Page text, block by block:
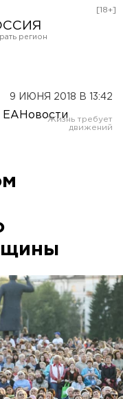
[18+]
9 ИЮНЯ 2018 В 13:42
ЕАНовости